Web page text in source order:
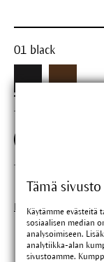
Tämä
Käytämme evästeitä
sosiaalisen median
analysoimiseen.
analytiikka-alan
sivustoamme.
01 black
Etsi jälleenmyyjä